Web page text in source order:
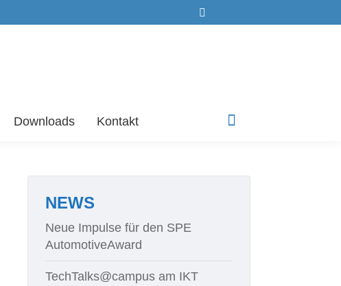
Search:
Downloads Kontakt
Linkedin
NEWS
Neue Impulse für den SPE
AutomotiveAward
TechTalks@campus am IKT